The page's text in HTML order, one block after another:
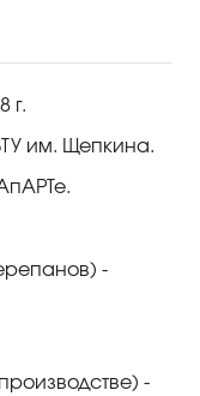
г.
им. Щепкина.
-
-